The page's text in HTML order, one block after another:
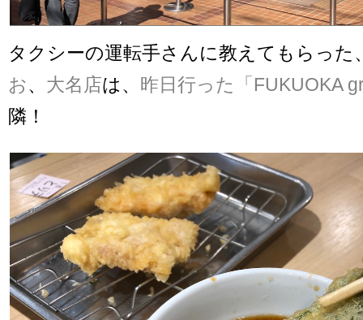
タクシーの運転手さんに教えてもらった
お、 大名店は、 昨日行った「 FUKUOKA
隣！